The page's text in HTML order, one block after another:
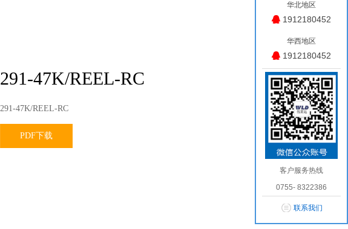
291-47K/REEL-RC
291-47K/REEL-RC
PDF下载
华北地区
1912180452
华西地区
1912180452
客户服务热线
0755- 8322386
联系我们